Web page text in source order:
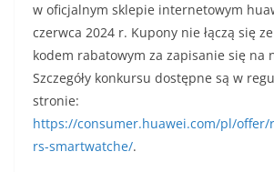
w oficjalnym sklepie internetowym
czerwca 2024 r. Kupony nie łączą się
kodem rabatowym za zapisanie się na
Szczegóły konkursu dostępne są w
stronie:
https://consumer.huawei.com/pl/offer/
rs-smartwatche/.